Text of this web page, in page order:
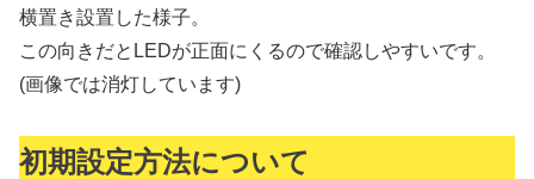
横置き設置した様子。
この向きだとLEDが正面にくるので確認しやすいです。
(画像では消灯しています)
初期設定方法について